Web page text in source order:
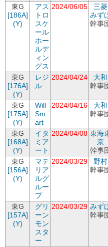
東G
[186A]
(Y)
アス
トロ
スケ
ール
ホー
ルデ
ィン
グス
2024/06/05
三菱
みず
幹事
東G
[176A]
(Y)
レジ
ル
2024/04/24
大和
幹事
東G
[175A]
(Y)
Will
Sm
art
2024/04/16
大和
幹事
東G
[168A]
(Y)
イタ
ミア
ート
2024/04/08 東海
京
幹事
東G
[156A]
(Y)
マテ
リア
ルグ
ルー
プ
2024/03/29
野村
幹事
東G
[157A]
(Y)
グリ
ーン
モン
スタ
ー
2024/03/29 みず
幹事